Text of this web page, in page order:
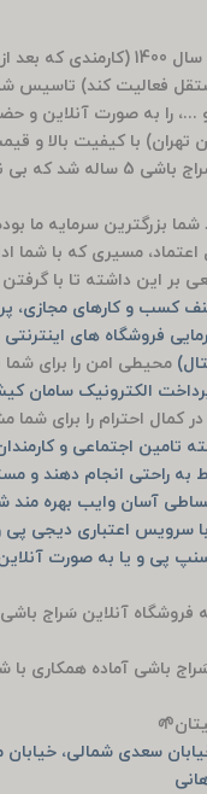
فعالیت کند) تاسیس
را به صورت آنلاین و
تهران) با کیفیت بالا و
مشتریان گرامی،
شما بزرگترین سرمایه
مسیری که با شما
بر این داشته تا با گرفتن
کسب و کارهای مجازی،
فروشگاه های
محیطی امن را برای شما
پرداخت الکترونیک
کمال احترام را برای شما
تامین اجتماعی و
به راحتی انجام دهند و
آسان وایب بهره مند
سرویس اعتباری دیجی
فروشگاه آنلاین سَراج
باشی آماده همکاری
سعدی شمالی، خیابان